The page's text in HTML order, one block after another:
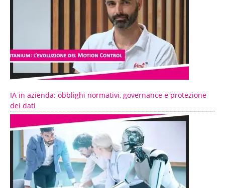
IA in azienda: obblighi normativi, governance e protezione
dei dati